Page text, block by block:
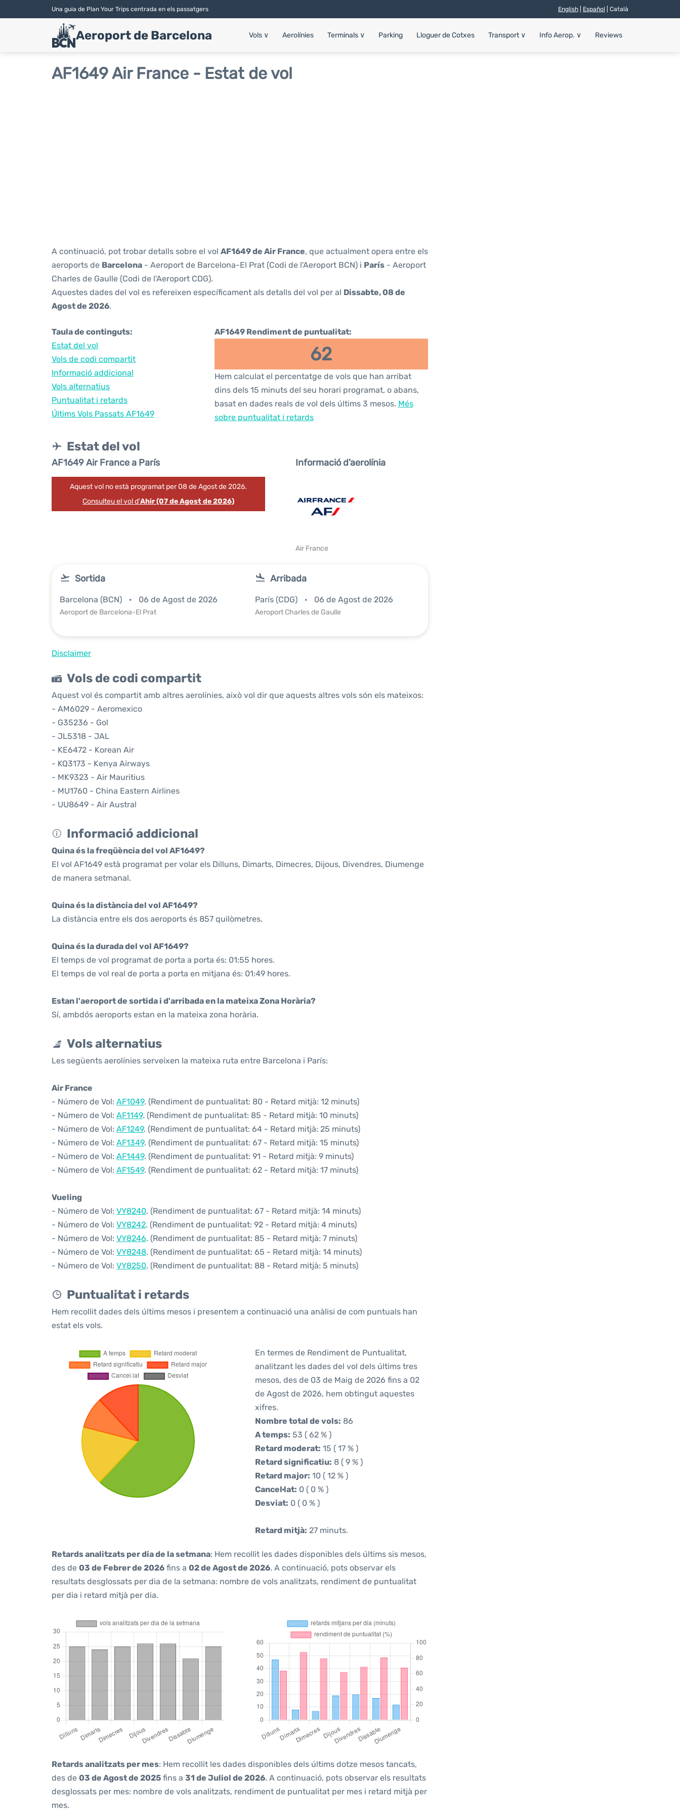
Una guia de Plan Your Trips centrada en els passatgers English Español | Català
Aeroport de Barcelona Vols ∨ Aerolínies Terminals ∨ Parking Lloguer de Cotxes Transport ∨ Info Aerop. ∨ Reviews
AF1649 Air France - Estat de vol
A continuació, pot trobar detalls sobre el vol AF1649 de Air France, que actualment opera entre els
aeroports de Barcelona - Aeroport de Barcelona-El Prat (Codi de l'Aeroport BCN) i París - Aeroport
Charles de Gaulle (Codi de l'Aeroport CDG).
Aquestes dades del vol es refereixen específicament als detalls del vol per al Dissabte, 08 de
Agost de 2026.
Taula de continguts:
Estat del vol
Vols de codi compartit
Informació addicional
Vols alternatius
Puntualitat i retards
Últims Vols Passats AF1649
AF1649 Rendiment de puntualitat:
62
Hem calculat el percentatge de vols que han arribat
dins dels 15 minuts del seu horari programat, o abans,
basat en dades reals de vol dels últims 3 mesos. Més
sobre puntualitat i retards
Estat del vol
AF1649 Air France a París
Aquest vol no està programat per 08 de Agost de 2026.
Consulteu el vol d'Ahir (07 de Agost de 2026)
Informació d'aerolínia
Air France
Sortida
Barcelona (BCN) 06 de Agost de 2026
Aeroport de Barcelona-El Prat
Arribada
París (CDG) 06 de Agost de 2026
Aeroport Charles de Gaulle
Disclaimer
Vols de codi compartit
Aquest vol és compartit amb altres aerolínies, això vol dir que aquests altres vols són els mateixos:
- AM6029 - Aeromexico
- G35236 - Gol
- JL5318 - JAL
- KE6472 - Korean Air
- KQ3173 - Kenya Airways
- MK9323 - Air Mauritius
- MU1760 - China Eastern Airlines
- UU8649 - Air Austral
Informació addicional
Quina és la freqüència del vol AF1649?
El vol AF1649 està programat per volar els Dilluns, Dimarts, Dimecres, Dijous, Divendres, Diumenge
de manera setmanal.
Quina és la distància del vol AF1649?
La distància entre els dos aeroports és 857 quilòmetres.
Quina és la durada del vol AF1649?
El temps de vol programat de porta a porta és: 01:55 hores.
El temps de vol real de porta a porta en mitjana és: 01:49 hores.
Estan l'aeroport de sortida i d'arribada en la mateixa Zona Horària?
Sí, ambdós aeroports estan en la mateixa zona horària.
Vols alternatius
Les següents aerolínies serveixen la mateixa ruta entre Barcelona i París:
Air France
- Número de Vol: AF1049. (Rendiment de puntualitat: 80 - Retard mitjà: 12 minuts)
- Número de Vol: AF1149. (Rendiment de puntualitat: 85 - Retard mitjà: 10 minuts)
- Número de Vol: AF1249. (Rendiment de puntualitat: 64 - Retard mitjà: 25 minuts)
- Número de Vol: AF1349. (Rendiment de puntualitat: 67 - Retard mitjà: 15 minuts)
- Número de Vol: AF1449. (Rendiment de puntualitat: 91 - Retard mitjà: 9 minuts)
- Número de Vol: AF1549. (Rendiment de puntualitat: 62 - Retard mitjà: 17 minuts)
Vueling
- Número de Vol: VY8240. (Rendiment de puntualitat: 67 - Retard mitjà: 14 minuts)
- Número de Vol: VY8242. (Rendiment de puntualitat: 92 - Retard mitjà: 4 minuts)
- Número de Vol: VY8246. (Rendiment de puntualitat: 85 - Retard mitjà: 7 minuts)
- Número de Vol: VY8248. (Rendiment de puntualitat: 65 - Retard mitjà: 14 minuts)
- Número de Vol: VY8250. (Rendiment de puntualitat: 88 - Retard mitjà: 5 minuts)
Puntualitat i retards
Hem recollit dades dels últims mesos i presentem a continuació una anàlisi de com puntuals han
estat els vols.
En termes de Rendiment de Puntualitat,
analitzant les dades del vol dels últims tres
mesos, des de 03 de Maig de 2026 fins a 02
de Agost de 2026, hem obtingut aquestes
xifres.
Nombre total de vols: 86
A temps: 53 ( 62 % )
Retard moderat: 15 ( 17 % )
Retard significatiu: 8 ( 9 % )
Retard major: 10 ( 12 % )
Cancel·lat: 0 ( 0 % )
Desviat: 0 ( 0 % )
Retard mitjà: 27 minuts.
Retards analitzats per dia de la setmana: Hem recollit les dades disponibles dels últims sis mesos,
des de 03 de Febrer de 2026 fins a 02 de Agost de 2026. A continuació, pots observar els
resultats desglossats per dia de la setmana: nombre de vols analitzats, rendiment de puntualitat
per dia i retard mitjà per dia.
Retards analitzats per mes: Hem recollit les dades disponibles dels últims dotze mesos tancats,
des de 03 de Agost de 2025 fins a 31 de Juliol de 2026. A continuació, pots observar els resultats
desglossats per mes: nombre de vols analitzats, rendiment de puntualitat per mes i retard mitjà per
mes.